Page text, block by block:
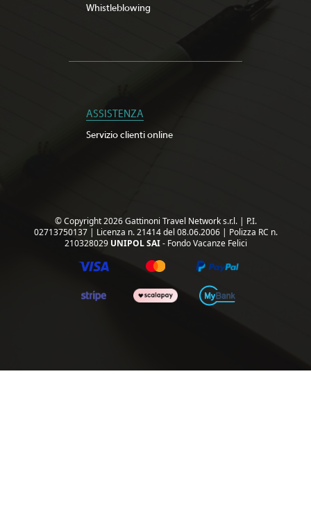
Whistleblowing
ASSISTENZA
Servizio clienti online
© Copyright 2026 Gattinoni Travel Network s.r.l. | P.I.
02713750137 | Licenza n. 21414 del 08.06.2006 | Polizza RC n.
210328029 UNIPOL SAI- Fondo Vacanze Felici